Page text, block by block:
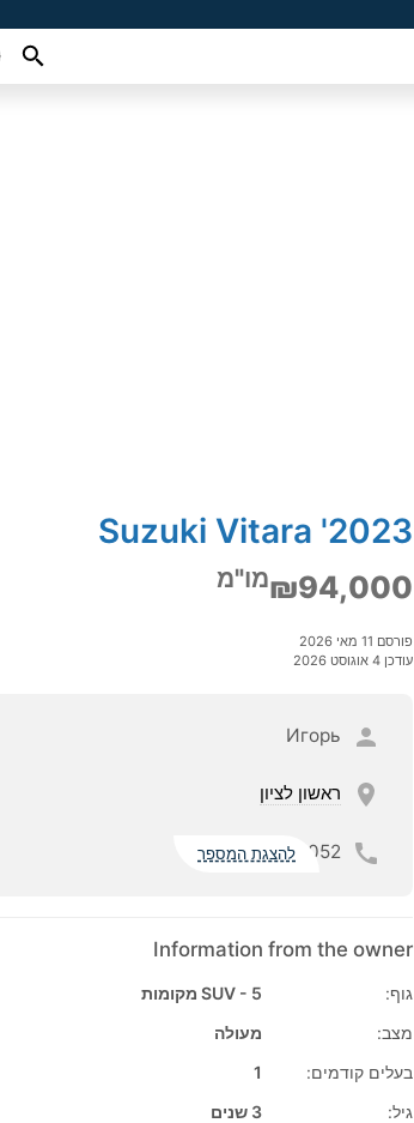
2023' Suzuki Vitara
₪94,000מו"מ
פורסם 11 מאי 2026
עודכן 4 אוגוסט 2026
Игорь
ראשון לציון
052 להצגת המספר
Information from the owner
גוף:
SUV - 5 מקומות
מצב:
מעולה
בעלים קודמים:
1
גיל:
3 שנים